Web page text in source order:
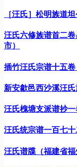
［汪氏］松明族道
汪氏六修族谱首二
市）
插竹汪氏宗谱十五卷
新安歙邑西沙溪汪
汪氏槐塘支派谱抄一
汪氏统宗谱一百七十
汪氏谱牒（福建省福